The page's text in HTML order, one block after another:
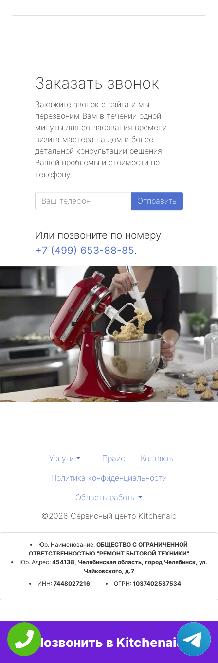
Заказать звонок
Закажите звонок с сайта и мы
перезвоним Вам в течении одной
минуты для согласования времени
визита мастера на дом и более
детальной консультации решения
Вашей проблемы и стоимости по
телефону.
Отправить
Или позвоните по номеру
+7 (499) 653-88-85.
Услуги Прайс
Контакты
Политика конфиденциальности
Область работы
©2026 Сервисный центр Kitchenaid
Юр. Наименование: ОБЩЕСТВО С ОГРАНИЧЕННОЙ
ОТВЕТСТВЕННОСТЬЮ "РЕМОНТ БЫТОВОЙ ТЕХНИКИ"
Юр. Адрес:454138, Челябинская область, город Челябинск, ул.
Чайковского, д.7
ИНН: 7448027216 ОГРН: 1037402537534
Позвонить в Kitchenaid